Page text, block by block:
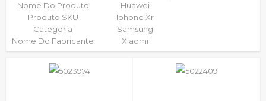
Nome Do Produto
Produto SKU
Categoria
Nome Do Fabricante
Huawei
Iphone Xr
Samsung
Xiaomi